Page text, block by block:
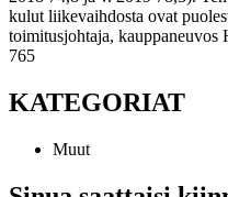
kulut liikevaihdosta ovat
toimitusjohtaja, kauppaneuvos
765
KATEGORIAT
Muut